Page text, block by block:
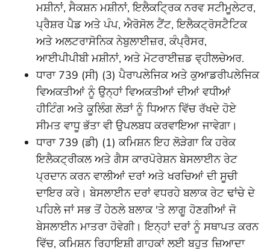
ਮਸ਼ੀਨਾਂ, ਸੈਕਸ਼ਨ ਮਸ਼ੀਨਾਂ, ਇਲੈਕਟ੍ਰਿਕ ਨਰਵ ਸਟੀਮੂਲੇਟਰ,
ਪ੍ਰੈਸ਼ਰ ਪੈਡ ਅਤੇ ਪੰਪ, ਐਰੋਸੋਲ ਟੈਂਟ, ਇਲੈਕਟ੍ਰੋਸਟੈਟਿਕ
ਅਤੇ ਅਲਟਰਾਸੋਨਿਕ ਨੇਬੁਲਾਈਜ਼ਰ, ਕੰਪ੍ਰੈਸਰ,
ਆਈਪੀਪੀਬੀ ਮਸ਼ੀਨਾਂ, ਅਤੇ ਮੋਟਰਾਈਜ਼ਡ ਵ੍ਹੀਲਚੇਅਰ.
ਧਾਰਾ 739 (ਸੀ) (3) ਪੈਰਾਪਲੇਜਿਕ ਅਤੇ ਕੁਆਡਰੀਪਲੇਜਿਕ
ਵਿਅਕਤੀਆਂ ਨੂੰ ਉਨ੍ਹਾਂ ਵਿਅਕਤੀਆਂ ਦੀਆਂ ਵਧੀਆਂ
ਹੀਟਿੰਗ ਅਤੇ ਕੂਲਿੰਗ ਲੋੜਾਂ ਨੂੰ ਧਿਆਨ ਵਿੱਚ ਰੱਖਦੇ ਹੋਏ
ਸੀਮਤ ਵਾਧੂ ਭੱਤਾ ਵੀ ਉਪਲਬਧ ਕਰਵਾਇਆ ਜਾਵੇਗਾ।
ਧਾਰਾ 739 (ਡੀ) (1) ਕਮਿਸ਼ਨ ਇਹ ਲੋੜੇਗਾ ਕਿ ਹਰੇਕ
ਇਲੈਕਟ੍ਰੀਕਲ ਅਤੇ ਗੈਸ ਕਾਰਪੋਰੇਸ਼ਨ ਬੇਸਲਾਈਨ ਰੇਟ
ਪ੍ਰਦਾਨ ਕਰਨ ਵਾਲੀਆਂ ਦਰਾਂ ਅਤੇ ਖਰਚਿਆਂ ਦੀ ਸੂਚੀ
ਦਾਇਰ ਕਰੇ। ਬੇਸਲਾਈਨ ਦਰਾਂ ਵਧਰਹੇ ਬਲਾਕ ਰੇਟ ਢਾਂਚੇ ਦੇ
ਪਹਿਲੇ ਜਾਂ ਸਭ ਤੋਂ ਹੇਠਲੇ ਬਲਾਕ 'ਤੇ ਲਾਗੂ ਹੋਣਗੀਆਂ ਜੋ
ਬੇਸਲਾਈਨ ਮਾਤਰਾ ਹੋਵੇਗੀ। ਇਨ੍ਹਾਂ ਦਰਾਂ ਨੂੰ ਸਥਾਪਤ ਕਰਨ
ਵਿੱਚ, ਕਮਿਸ਼ਨ ਰਿਹਾਇਸ਼ੀ ਗਾਹਕਾਂ ਲਈ ਬਹੁਤ ਜ਼ਿਆਦਾ